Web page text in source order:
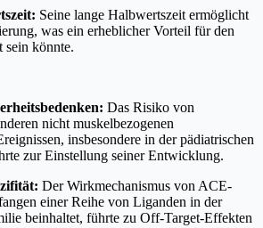
Seine lange Halbwertszeit ermöglicht
was ein erheblicher Vorteil für den
sein könnte.
Das Risiko von
nicht muskelbezogenen
insbesondere in der pädiatrischen
zur Einstellung seiner Entwicklung.
Der Wirkmechanismus von ACE-
einer Reihe von Liganden in der
beinhaltet, führte zu Off-Target-Effekten